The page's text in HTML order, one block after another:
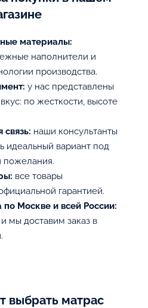
материалы:
наполнители и
производства.
у нас представлены
по жесткости, высоте
связь: наши консультанты
идеальный вариант под
пожелания.
все товары
гарантией.
по Москве и всей России:
мы доставим заказ в
выбрать матрас